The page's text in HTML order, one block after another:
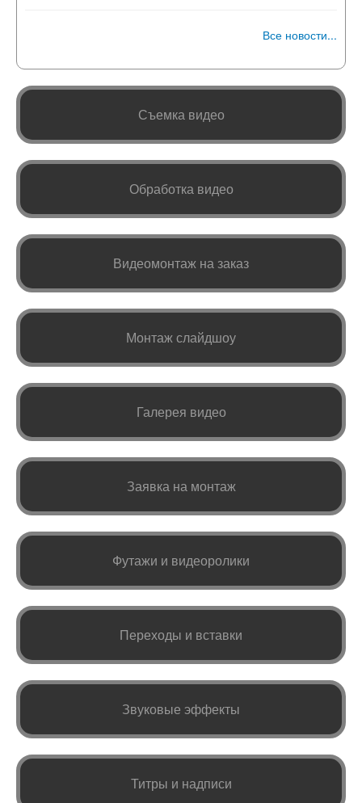
Все новости...
Съемка видео
Обработка видео
Видеомонтаж на заказ
Монтаж слайдшоу
Галерея видео
Заявка на монтаж
Футажи и видеоролики
Переходы и вставки
Звуковые эффекты
Титры и надписи